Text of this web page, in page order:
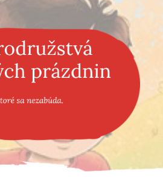
Populárno - náučné pre deti
Všetky kategórie